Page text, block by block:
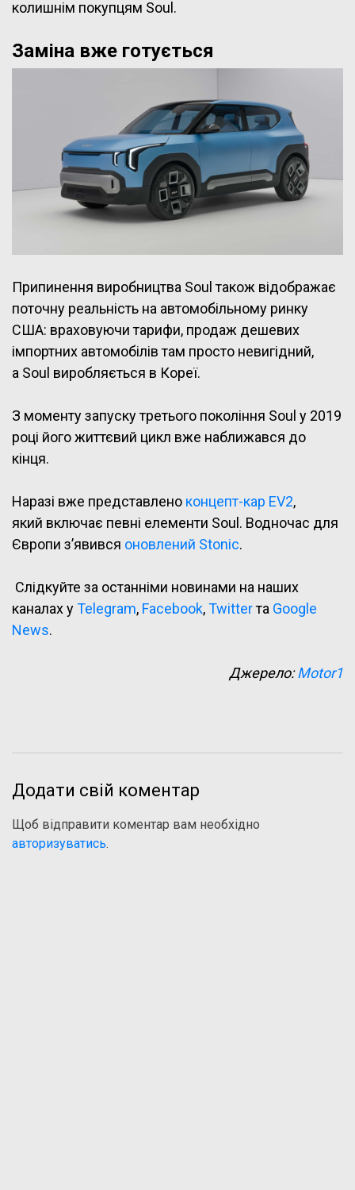
колишнім покупцям Soul.
Заміна вже готується
Припинення виробництва Soul також відображає
поточну реальність на автомобільному ринку
США: враховуючи тарифи, продаж дешевих
імпортних автомобілів там просто невигідний,
а Soul виробляється в Кореї.
З моменту запуску третього покоління Soul у 2019
році його життєвий цикл вже наближався до
кінця.
Наразі вже представлено концепт-кар EV2,
який включає певні елементи Soul. Водночас для
Європи з’явився оновлений Stonic.
Слідкуйте за останніми новинами на наших
каналах уTelegram, Facebook,Twitterта Google
News.
Джерело:Motor1
Додати свій коментар
Щоб відправити коментар вам необхідно
авторизуватись.